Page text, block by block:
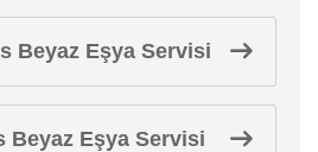
Beyaz Eşya Servisi
Beyaz Eşya Servisi